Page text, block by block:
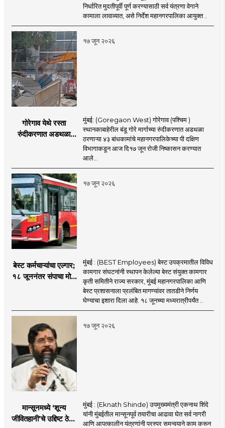
निर्धारित मुदतीपूर्वी पूर्ण करण्यासाठी सर्व यंत्रणा वेगाने
कामाला लावाव्यात, असे निर्देश महानगरपालिका आयुक्त ..
१७ जून २०२६
गोरेगाव येथे रस्ता
रुंदीकरणात अडथळा
मुंबई: (Goregaon West) गोरेगाव (पश्चिम )
स्थानकाबाहेरील बंडू गोरे मार्गाच्या रुंदीकरणात अडथळा
ठरणाऱ्या ४३ बांधकामांचे महानगरपालिकेच्या पी दक्षिण
विभागाकडून आज दि१७ जून रोजी निष्कासन करण्यात
आले...
१७ जून २०२६
बेस्ट कर्मचाऱ्यांचा एल्गार;
१८ जूननंतर संपाचा मोठा
मुंबई : (BEST Employees) बेस्ट उपक्रमातील विविध
कामगार संघटनांनी स्थापन केलेल्या बेस्ट संयुक्त कामगार
कृती समितीने राज्य सरकार, मुंबई महानगरपालिका आणि
बेस्ट प्रशासनाला प्रलंबित मागण्यांवर तातडीने निर्णय
घेण्याचा इशारा दिला आहे. १८ जूनच्या मध्यरात्रीपर्यंत ..
१७ जून २०२६
मान्सूनमध्ये ‘शून्य
जीवितहानी’चे उद्दिष्ट ठेवून
मुंबई : (Eknath Shinde) उपमुख्यमंत्री एकनाथ शिंदे
यांनी मुंबईतील मान्सूनपूर्व तयारीचा आढावा घेत सर्व नागरी
आणि आपत्कालीन यंत्रणांनी परस्पर समन्वयाने काम करून